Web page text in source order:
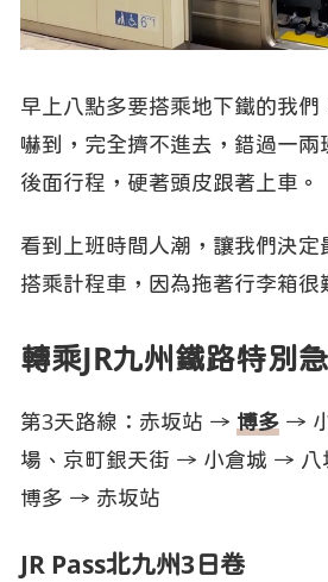
早上八點多要搭乘地下鐵的我
嚇到，完全擠不進去，錯過一
後面行程，硬著頭皮跟著上車。
看到上班時間人潮，讓我們決
搭乘計程車，因為拖著行李箱很
轉乘JR九州鐵路特別
第3天路線：赤坂站 → 博多 →
場、京町銀天街 → 小倉城 →
博多 → 赤坂站
JR Pass北九州3日卷